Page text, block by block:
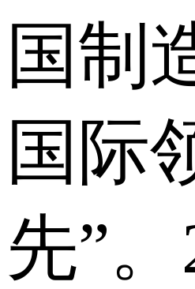
国制
国际
先”